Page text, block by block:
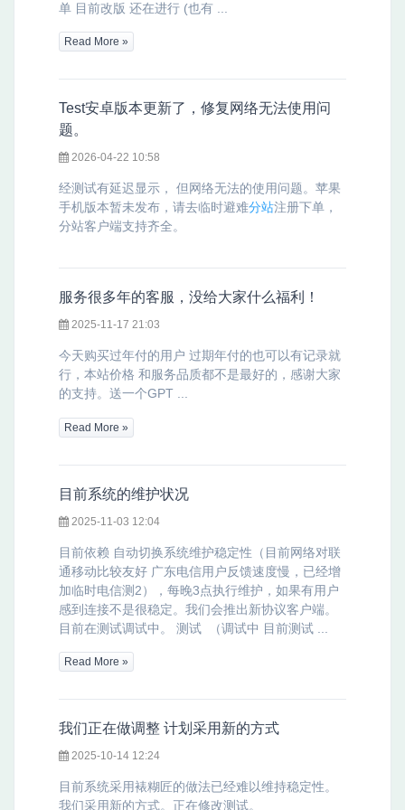
单 目前改版 还在进行 (也有 ...
Read More »
Test安卓版本更新了，修复网络无法使用问
题。
2026-04-22 10:58
经测试有延迟显示， 但网络无法的使用问题。苹果
手机版本暂未发布，请去临时避难分站注册下单，
分站客户端支持齐全。
服务很多年的客服，没给大家什么福利！
2025-11-17 21:03
今天购买过年付的用户 过期年付的也可以有记录就
行，本站价格 和服务品质都不是最好的，感谢大家
的支持。送一个GPT ...
Read More »
目前系统的维护状况
2025-11-03 12:04
目前依赖 自动切换系统维护稳定性（目前网络对联
通移动比较友好 广东电信用户反馈速度慢，已经增
加临时电信测2），每晚3点执行维护，如果有用户
感到连接不是很稳定。我们会推出新协议客户端。
目前在测试调试中。 测试 （调试中 目前测试 ...
Read More »
我们正在做调整 计划采用新的方式
2025-10-14 12:24
目前系统采用裱糊匠的做法已经难以维持稳定性。
我们采用新的方式。正在修改测试。